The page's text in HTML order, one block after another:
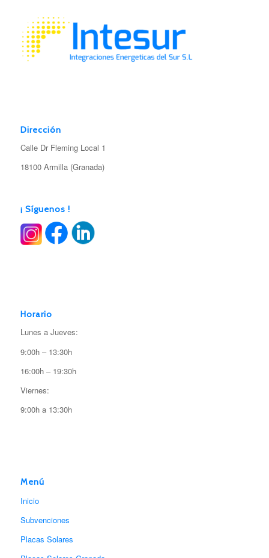
Dirección
Calle Dr Fleming Local 1
18100 Armilla (Granada)
¡ Síguenos !
Horario
Lunes a Jueves:
9:00h – 13:30h
16:00h – 19:30h
Viernes:
9:00h a 13:30h
Menú
Inicio
Subvenciones
Placas Solares